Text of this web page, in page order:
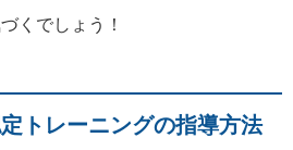
くでしょう！
トレーニングの指導方法